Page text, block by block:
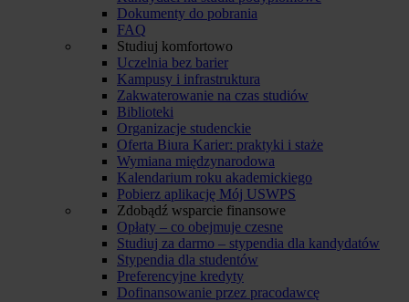
Dokumenty do pobrania
FAQ
Studiuj komfortowo
Uczelnia bez barier
Kampusy i infrastruktura
Zakwaterowanie na czas studiów
Biblioteki
Organizacje studenckie
Oferta Biura Karier: praktyki i staże
Wymiana międzynarodowa
Kalendarium roku akademickiego
Pobierz aplikację Mój USWPS
Zdobądź wsparcie finansowe
Opłaty – co obejmuje czesne
Studiuj za darmo – stypendia dla kandydatów
Stypendia dla studentów
Preferencyjne kredyty
Dofinansowanie przez pracodawcę